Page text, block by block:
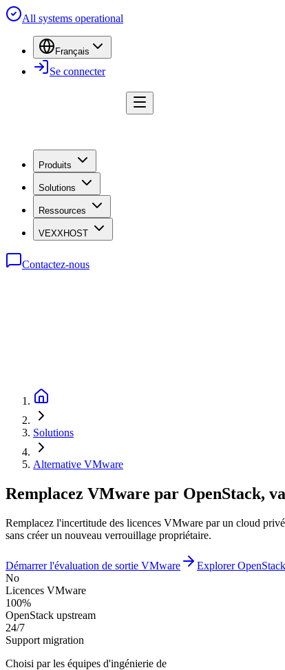
All systems operational
Français
Se connecter
Produits
Solutions
Ressources
VEXXHOST
Contactez-nous
Solutions
Alternative VMware
Remplacez VMware par OpenStack,
Remplacez l'incertitude des licences VMware par un cloud
sans créer un nouveau verrouillage propriétaire.
Démarrer l'évaluation de sortie VMware
Explorer OpenStack
No
Licences VMware
100%
OpenStack upstream
24/7
Support migration
Choisi par les équipes d'ingénierie de